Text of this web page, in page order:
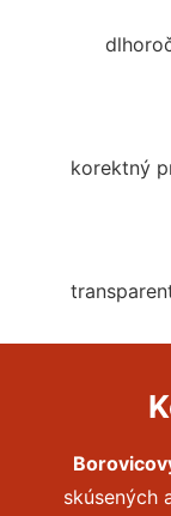
korektný
skúsených